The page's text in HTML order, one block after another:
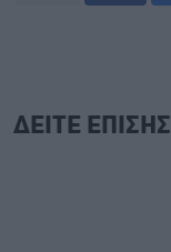
ΔΕΙΤΕ ΕΠΙΣΗΣ